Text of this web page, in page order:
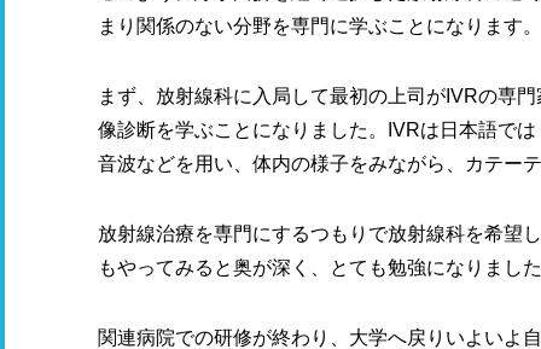
まり関係のない分野を専門に学ぶことになります。
まず、放射線科に入局して最初の上司がIVRの専
像診断を学ぶことになりました。IVRは日本語で
音波などを用い、体内の様子をみながら、カテー
放射線治療を専門にするつもりで放射線科を希
もやってみると奥が深く、とても勉強になりまし
関連病院での研修が終わり、大学へ戻りいよいよ